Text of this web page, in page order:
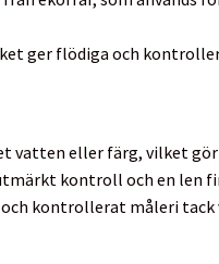
ger flödiga och
vatten eller färg, vilket
kontroll och en len
kontrollerat måleri tack